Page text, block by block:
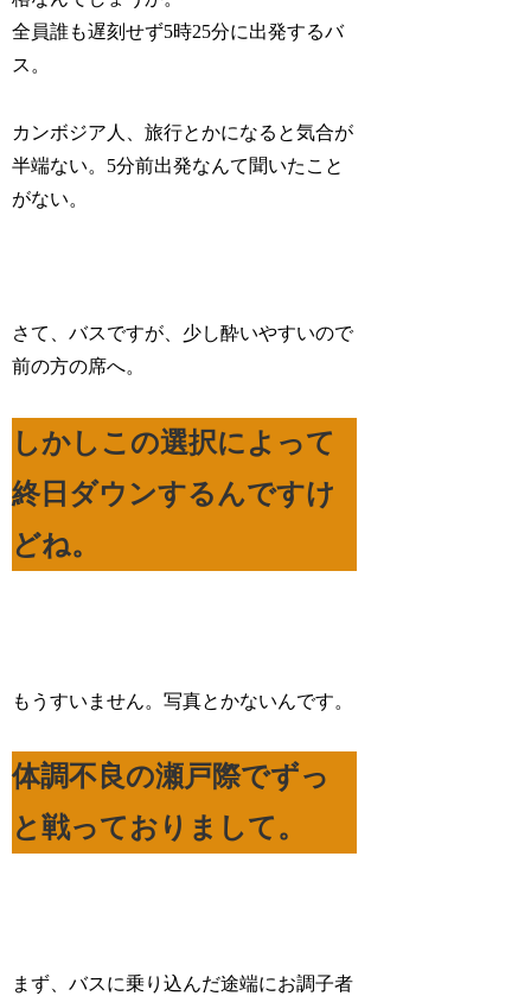
全員誰も遅刻せず5時25分に出発するバ
ス。
カンボジア人、旅行とかになると気合が
半端ない。5分前出発なんて聞いたこと
がない。
さて、バスですが、少し酔いやすいので
前の方の席へ。
しかしこの選択によって
終日ダウンするんですけ
どね。
もうすいません。写真とかないんです。
体調不良の瀬戸際でずっ
と戦っておりまして。
まず、バスに乗り込んだ途端にお調子者